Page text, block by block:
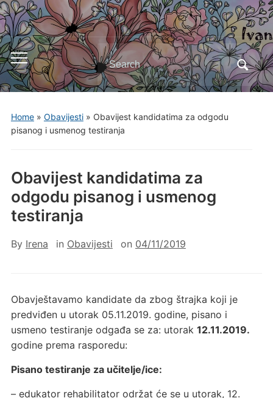
Toggle
mobile
menu
Search
for:
Home» Obavijesti» Obavijest kandidatima za odgodu
pisanog i usmenog testiranja
Obavijest kandidatima za
odgodu pisanog i usmenog
testiranja
By Irena in Obavijesti on 04/11/2019
Obavještavamo kandidate da zbog štrajka koji je
predviđen u utorak 05.11.2019. godine, pisano i
usmeno testiranje odgađa se za: utorak 12.11.2019.
godine prema rasporedu:
Pisano testiranje za učitelje/ice:
– edukator rehabilitator održat će se u utorak, 12.